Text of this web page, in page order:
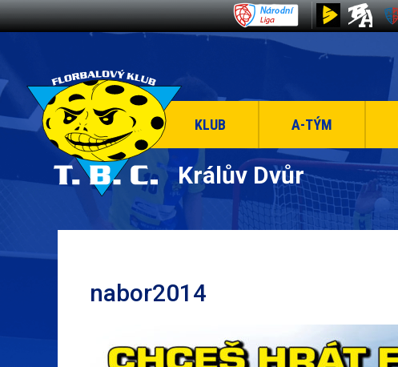
KLUB A-TÝM
Králův Dvůr
nabor2014